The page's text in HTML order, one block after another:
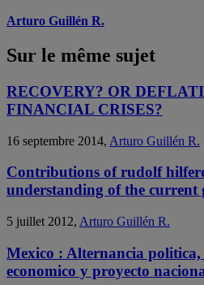
Arturo Guillén R.
Sur le même sujet
RECOVERY? OR
FINANCIAL CRISES?
16 septembre 2014, Arturo Guillén R.
Contributions of rudolf
understanding of the current
5 juillet 2012, Arturo Guillén R.
Mexico : Alternancia politica,
economico y proyecto